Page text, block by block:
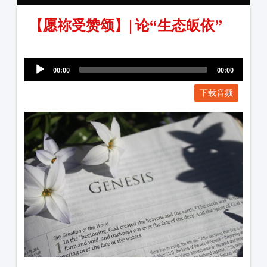
【愿祢受赞颂】| 论“生态皈依”
Player
00:00 00:00
下载音频